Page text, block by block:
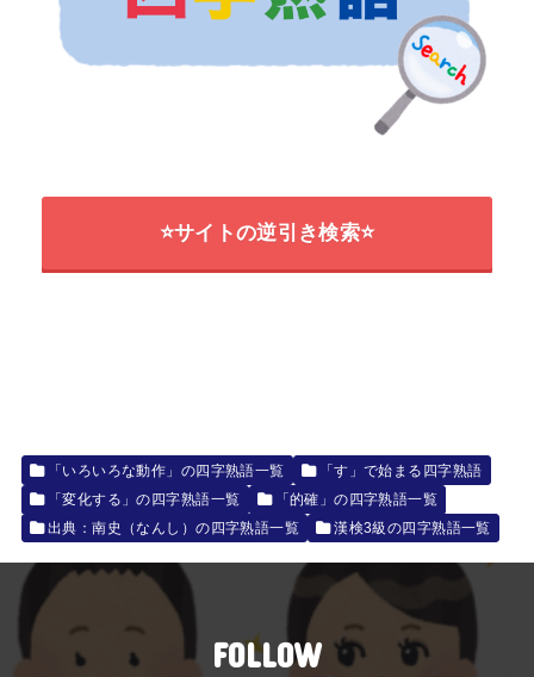
⭐サイトの逆引き検索⭐
「いろいろな動作」の四字熟語一覧
「す」で始まる四字熟語
「変化する」の四字熟語一覧
「的確」の四字熟語一覧
出典：南史（なんし）の四字熟語一覧
漢検3級の四字熟語一覧
FOLLOW